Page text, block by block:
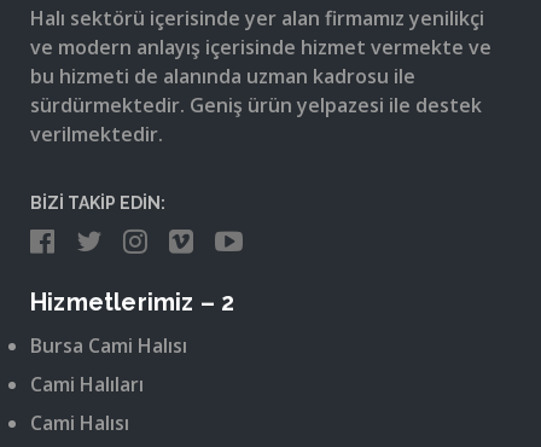
Halı sektörü içerisinde yer alan firmamız yenilikçi
ve modern anlayış içerisinde hizmet vermekte ve
bu hizmeti de alanında uzman kadrosu ile
sürdürmektedir. Geniş ürün yelpazesi ile destek
verilmektedir.
BİZİ TAKİP EDİN:
Hizmetlerimiz – 2
Bursa Cami Halısı
Cami Halıları
Cami Halısı